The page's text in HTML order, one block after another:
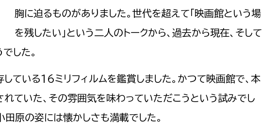
保健給食課
教育指導課
胸に迫るものがありました。世代を超えて「映画館という場
を残したい」という二人のトークから、過去から現在、そして
した。
ている16ミリフィルムを鑑賞しました。かつて映画館で、本
ていた、その雰囲気を味わっていただこうという試みでし
原の姿には懐かしさも満載でした。